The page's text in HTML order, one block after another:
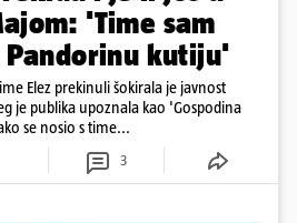
'Time sam
kutiju'
Elez prekinuli šokirala je javnost
je publika upoznala kao 'Gospodina
se nosio s time...
3